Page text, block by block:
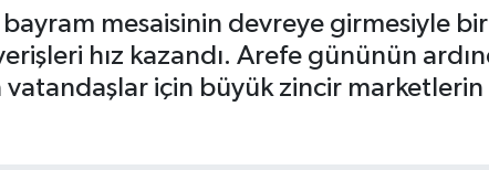
mesaisinin devreye girmesiyle
hız kazandı. Arefe gününün
vatandaşlar için büyük zincir